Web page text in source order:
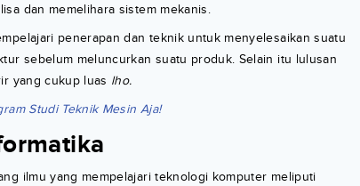
dan memelihara sistem mekanis.
penerapan dan teknik untuk menyelesaikan suatu
sebelum meluncurkan suatu produk. Selain itu lulusan
yang cukup luas lho.
Studi Teknik Mesin Aja!
ilmu yang mempelajari teknologi komputer meliputi